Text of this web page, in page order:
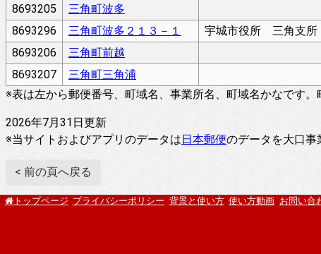
8693205
三角町波多
8693296
三角町波多２１３－１ 宇城市役所 三角支所
8693206
三角町前越
8693207
三角町三角浦
※表は左から郵便番号、町域名、事業所名、町域名かなです。
2026年7月31日更新
※当サイトおよびアプリのデータは日本郵便のデータを大口事
< 前の頁へ戻る
トップページ プライバシーポリシー 背景と使い方 使い方動画 お問い合